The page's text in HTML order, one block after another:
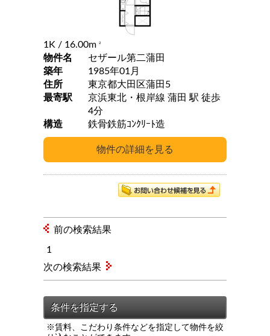
1K / 16.00m 2
物件名
セザール第二蒲田
築年
1985年01月
住所
東京都大田区蒲田5
最寄駅
京浜東北・根岸線 蒲田 駅 徒歩
4分
構造
鉄骨鉄筋ｺﾝｸﾘｰﾄ造
前の検索結果
1
※賃料、こだわり条件などを指定して物件を絞